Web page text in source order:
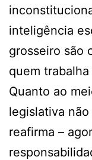
inteligência
grosseiro são
quem
Quanto ao
legislativa
reafirma –